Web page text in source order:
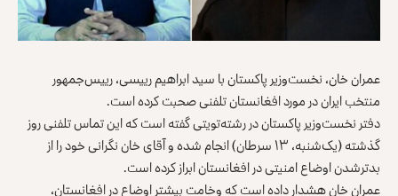
عمران خان، نخست‌وزیر پاکستان با سید ابراهیم رییسی، رییس‌جمهور
منتخب ایران در مورد افغانستان تلفنی صحبت کرده است.
دفتر نخست‌وزیر پاکستان در رشته‌تویتی گفته است که این تماس تلفنی روز
گذشته (یک‌شنبه، ۱۳ سرطان) انجام شده و آقای خان نگرانی خود را از
بدترشدن اوضاع امنیتی در افغانستان ابراز کرده است.
عمران خان هشدار داده است که وخامت بیشتر اوضاع در افغانستان،